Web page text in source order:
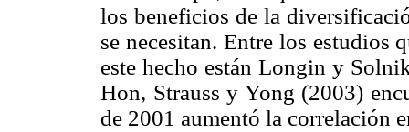
los beneficios de la
se necesitan. Entre los estudios
este hecho están Longin y
Hon, Strauss y Yong (2003)
de 2001 aumentó la correlación